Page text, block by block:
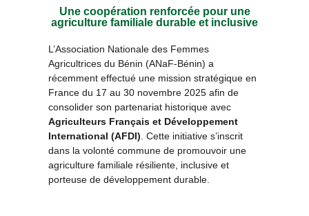
Une coopération renforcée pour une
agriculture familiale durable et inclusive
L’Association Nationale des Femmes
Agricultrices du Bénin (ANaF-Bénin) a
récemment effectué une mission stratégique en
France du 17 au 30 novembre 2025 afin de
consolider son partenariat historique avec
Agriculteurs Français et Développement
International (AFDI) . Cette initiative s’inscrit
dans la volonté commune de promouvoir une
agriculture familiale résiliente, inclusive et
porteuse de développement durable.